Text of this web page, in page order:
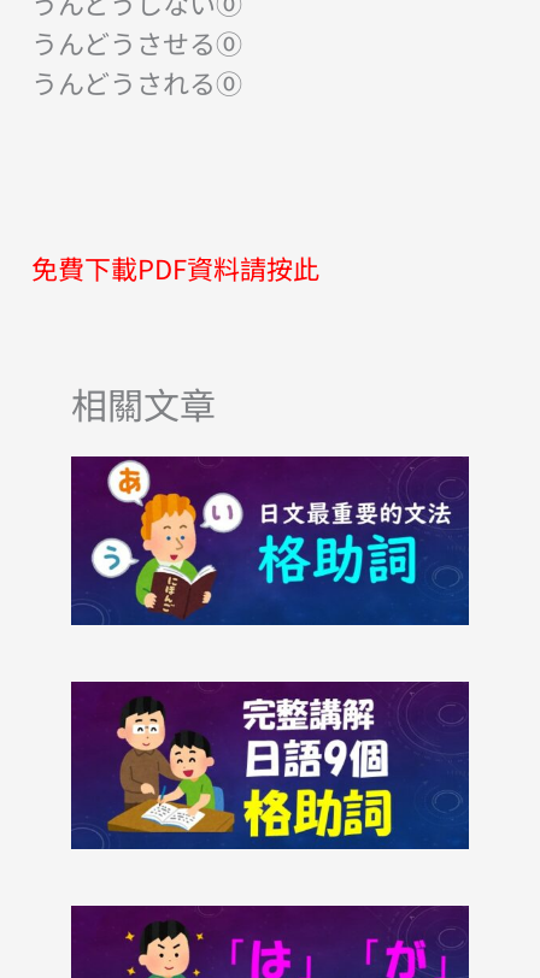
うんどうさせる⓪
うんどうされる⓪
免費下載PDF資料請按此
相關文章